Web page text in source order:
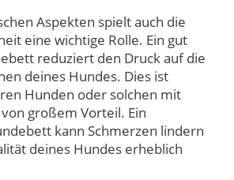
Aspekten spielt auch die
eine wichtige Rolle. Ein gut
reduziert den Druck auf die
deines Hundes. Dies ist
Hunden oder solchen mit
von großem Vorteil. Ein
kann Schmerzen lindern
deines Hundes erheblich